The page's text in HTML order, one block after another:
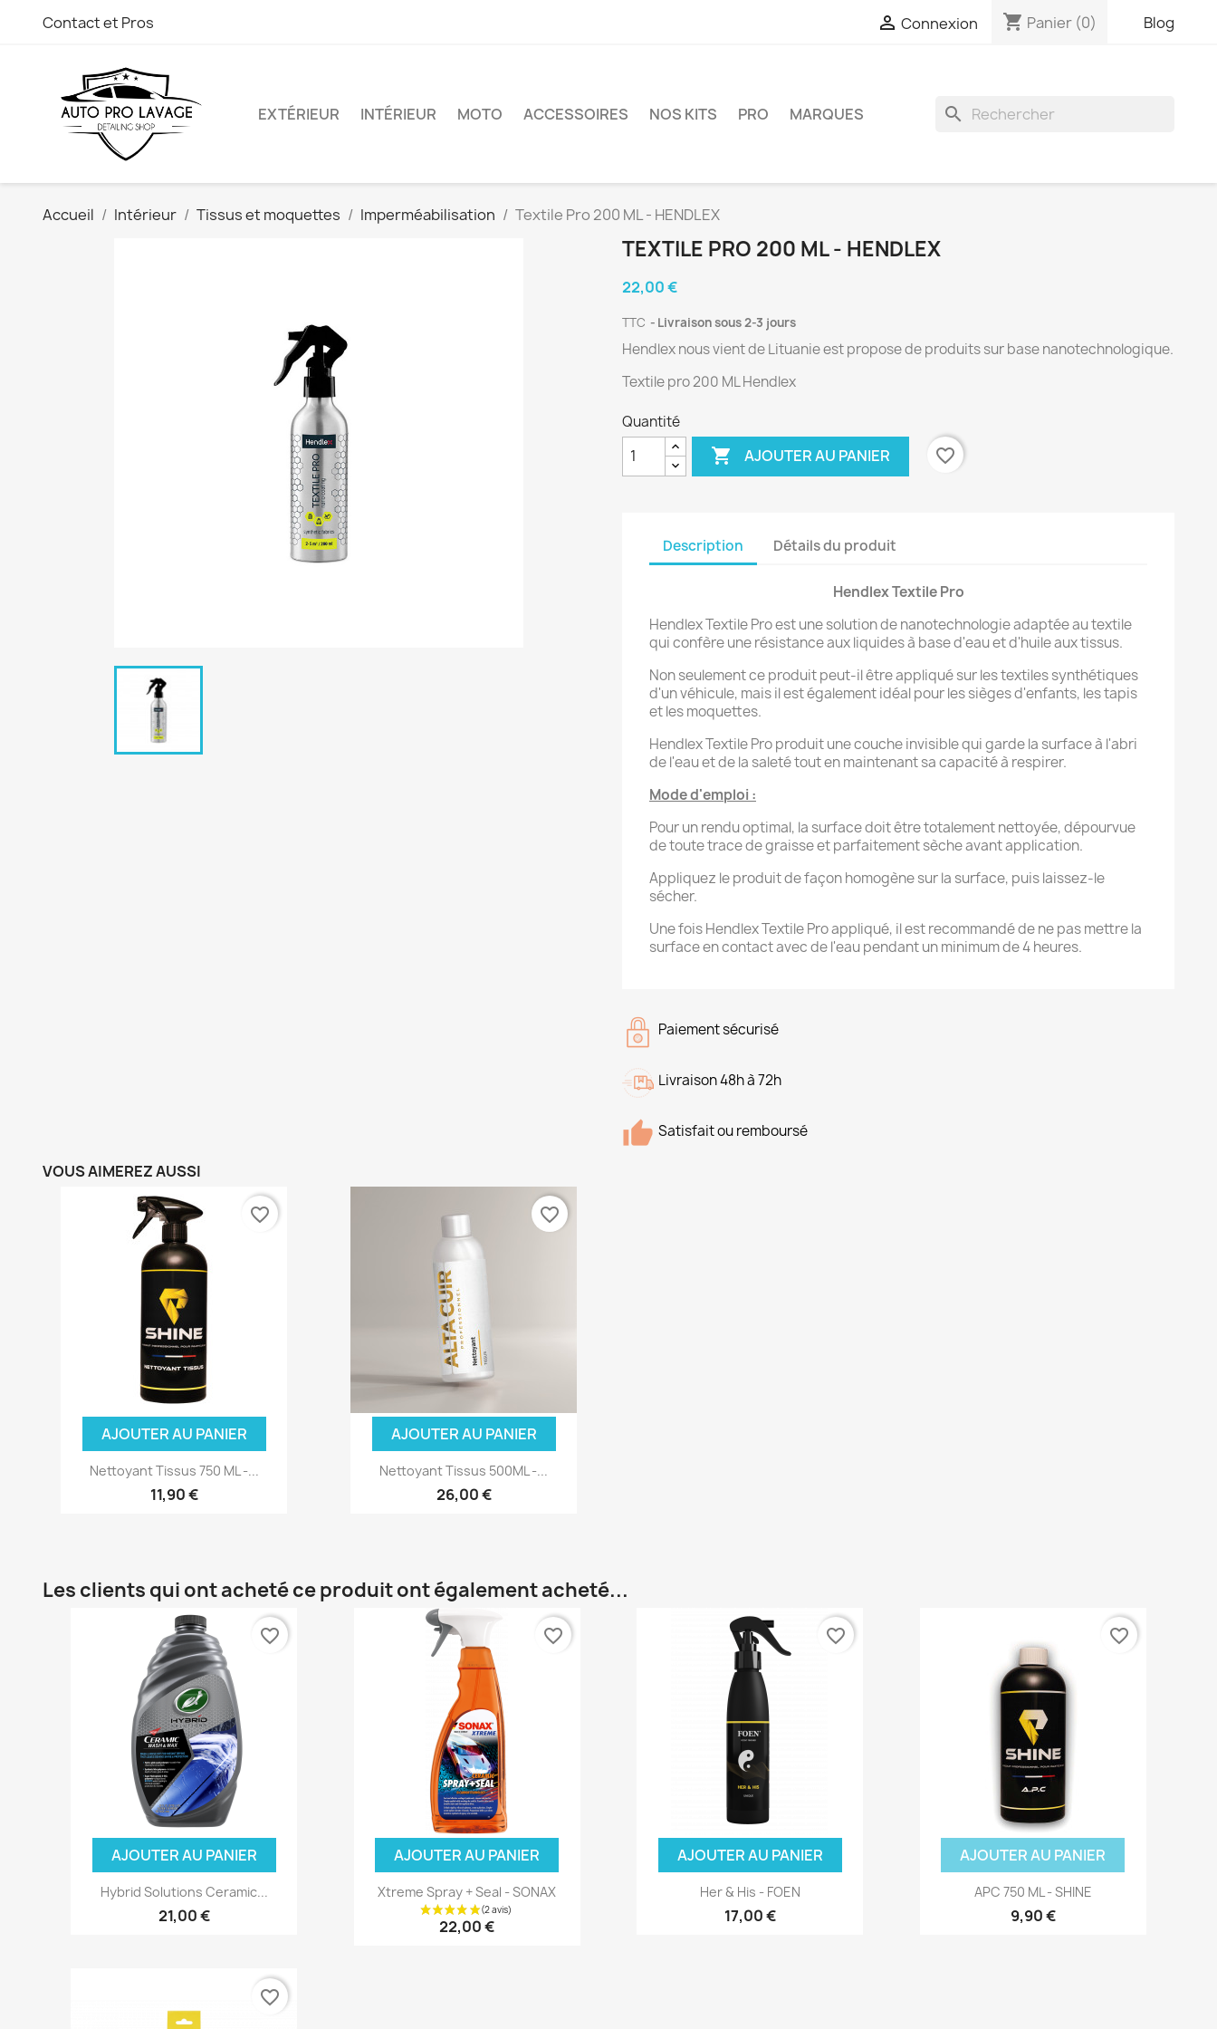
Contact et Pros  Connexion shopping_cart Panier (0) Blog
EXTÉRIEUR INTÉRIEUR MOTO ACCESSOIRES NOS KITS PRO MARQUES search
Accueil Intérieur Tissus et moquettes Imperméabilisation Textile Pro 200 ML - HENDLEX
TEXTILE PRO 200 ML - HENDLEX
22,00 €
TTC Livraison sous 2-3 jours
Hendlex nous vient de Lituanie est propose de produits sur base nanotechnologique.
Textile pro 200 ML Hendlex
Quantité
 AJOUTER AU PANIER favorite_border
Description Détails du produit
Hendlex Textile Pro
Hendlex Textile Pro est une solution de nanotechnologie adaptée au textile
qui confère une résistance aux liquides à base d'eau et d'huile aux tissus.
Non seulement ce produit peut-il être appliqué sur les textiles synthétiques
d'un véhicule, mais il est également idéal pour les sièges d'enfants, les tapis
et les moquettes.
Hendlex Textile Pro produit une couche invisible qui garde la surface à l'abri
de l'eau et de la saleté tout en maintenant sa capacité à respirer.
Mode d'emploi :
Pour un rendu optimal, la surface doit être totalement nettoyée, dépourvue
de toute trace de graisse et parfaitement sèche avant application.
Appliquez le produit de façon homogène sur la surface, puis laissez-le
sécher.
Une fois Hendlex Textile Pro appliqué, il est recommandé de ne pas mettre la
surface en contact avec de l'eau pendant un minimum de 4 heures.
Paiement sécurisé
Livraison 48h à 72h
Satisfait ou remboursé
VOUS AIMEREZ AUSSI
AJOUTER AU PANIER
Nettoyant Tissus 750 ML -...
11,90 €
favorite_border
AJOUTER AU PANIER
Nettoyant Tissus 500ML -...
26,00 €
favorite_border
Les clients qui ont acheté ce produit ont également acheté...
AJOUTER AU PANIER
Hybrid Solutions Ceramic...
21,00 €
favorite_border
AJOUTER AU PANIER
Xtreme Spray + Seal - SONAX
22,00 €
favorite_border
AJOUTER AU PANIER
Her & His - FOEN
17,00 €
favorite_border
AJOUTER AU PANIER
APC 750 ML - SHINE
9,90 €
favorite_border
favorite_border